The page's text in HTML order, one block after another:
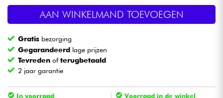
Licht
Blaasinstrument
AAN WINKELMAND TOEVOEGEN
Gratis bezorging
Gegarandeerd lage prijzen
Tevreden ofterugbetaald
2 jaar garantie
In voorraad
Voorraad in de winkel